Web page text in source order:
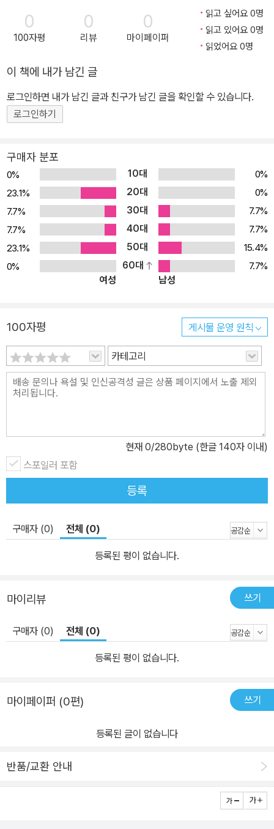
널리즘 연구에 몰두하면서, AI 시대 언론을 이끌 인력 양성의 산실이
될 저널리즘 스쿨 설립에 부심하고 있다.
실이라고 받아들인다. 한쪽으로 치우치지 않고 사회적 이슈가 되는
사건의 진실을 객관적으로 보도해야 한다는 공정성의 원칙을 언론이
잘 지킬 것이라고 믿기 때문이다. 하지만 다수의 믿음대로 공정성의
서도 찬성과 비판의 보도로 기계적 중립성을 유지하는 것이 이 시대
의 언론이 가야 할 바른 길인가? 이 질문에 그 누구도 쉽게 답할 수 없
을 것이다. 영국과 미국은 오래전부터 불편부당성(Impartiality) 원
칙과 방송 공정성(Fairness Doctrine) 원칙을 통해 미디어 공정성
칙들을 만들었다. 이에 한국 역시 KBS가 공정성 가이드라인을 발표
하여 공정성을 지키기 위한 그 토대를 마련했다. 허나 명확하게 제시
되지 않은 가이드라인은 허울 좋은 해프닝에 불과했다. 또 우수한 원
칙이라 하더라도 구성원의 자발적 수용과 실천이 뒷받침되지 않는 사
회에서는 아무 쓸모가 없었다. 현실에선 공정성의 원칙이 항상 정치
권과 사실상 정치권에 예속된 정부 기구에 의해 악용되어 왔음을 부
인하기 어렵다. 뜨거운 감자였던〈PD수첩〉과 광우병 파동, 촛불시위,
문창극 전 총리후보지명자,〈나는 꼼수다〉등 시대를 풍미했던 사례들
인할 수 있다. 이 책은 미디어 공정성이라는 이론과 개념의 토대와 함
께 세부적인 미디어 영역(PD저널리즘과 종합편성 채널, 포털 미디어
와 대안언론 등)별로 미디어 공정성이 어떻게 구축되어 왔고, 또 그들
이 처한 현실은 무엇인지 살펴본다. 또한 선거보도와 미디어 공정성
심의에 대해 다루어 한국에서의 방송 공정성 심의 사례와 심의주체들
의 숙의에 대해서도 엿볼 수 있다. 미디어 공정성 원칙은 소극적인 미
고 가치 있는 사회적 소통을 지켜내고 꽃피우기 위한 미디어 저널리
즘의 기본 원리로서 바르게 인식되고 실천되어야 한다. 필자는 우리
사회의 모든 소통의 현장에 나와는 다른 타인의 존재와 관점을 인식
하고 이러한 관점들을 가능한 폭넓게 포용하는 공정성 원칙이 필요하
다고 믿는다. …하지만 이러한 가능성을 방지하는 길은 공정성 원칙을
폄훼 내지 배격하는 것이 아니라 이 원칙을 내용 차원에서 정교하게,
그리고 실행력 차원에서 공고하게 정립하는 데 있다. 그것이 언론이
경솔하게 자신이 지닌 힘을 오용하는 일을 막을 것이고, 권력이 부당
꽃이 아니라 꾸준한 촛불 같은 제도로서 비판적 언론을 유지하는 길
이라 믿는다. 그것이 언론이 궁극적으로 지향하는바, 민주적이고 건
강한 사회적 소통을 활짝 꽃 피우는 길이라고 믿는다. -머리말 중에서
2015년 11월 3일, 정부는 역사교과서 국정화 확정고시를 발표했고
4일 오전, 새정치민주연합의 문재인 대표는 이에 대해 국회에서 대국
에 생방송 요청 공문을 보냈음에도 지상파 3사 모두가 이를 거부한
것이다. 문 대표 측은 이를 방송법상 반론권 위반이라고 간주했다. 미
디어 공정성은 지금 이 시간에도 논란 속에 있다. 무엇이 참된 미디어
수 있을까. 이는 언론사를 넘어 그를 지켜보는 우리 모두의 손에 달려
ed. “원칙에 의해 정당화된다면, 그 어떤 말도 금지되지 않을 것이
0
100자평
0
리뷰
0
마이페이퍼
읽고 싶어요 0명
읽고 있어요 0명
읽었어요 0명
이 책에 내가 남긴 글
로그인하면 내가 남긴 글과 친구가 남긴 글을 확인할 수 있습니다.
로그인하기
구매자 분포
0% 10대
0%
23.1%
20대
0%
7.7%
30대
7.7%
7.7%
40대
7.7%
23.1%
50대
15.4%
0%
60대
7.7%
여성
남성
100자평 게시물 운영 원칙
카테고리
현재 0/280byte (한글 140자 이내)
스포일러 포함
등록
구매자 (0) 전체 (0)
등록된 평이 없습니다.
마이리뷰 쓰기
구매자 (0) 전체 (0)
등록된 평이 없습니다.
마이페이퍼 (0편) 쓰기
등록된 글이 없습니다
반품/교환 안내